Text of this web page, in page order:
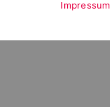
Impressum